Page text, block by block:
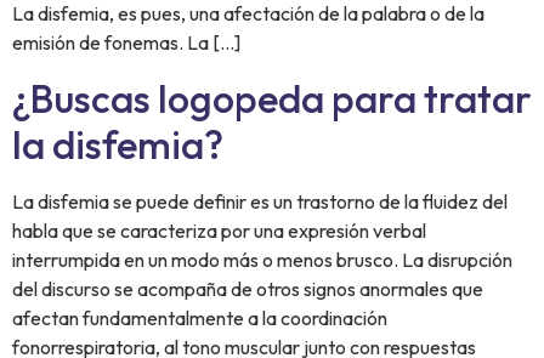
La disfemia, es pues, una afectación de la palabra o de la
emisión de fonemas. La […]
¿Buscas logopeda para tratar
la disfemia?
La disfemia se puede definir es un trastorno de la fluidez del
habla que se caracteriza por una expresión verbal
interrumpida en un modo más o menos brusco. La disrupción
del discurso se acompaña de otros signos anormales que
afectan fundamentalmente a la coordinación
fonorrespiratoria, al tono muscular junto con respuestas